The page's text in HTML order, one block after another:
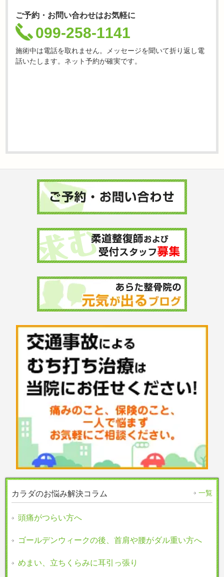
ご予約・お問い合わせはお気軽に
099-258-1141
施術中は電話を取れません。メッセージを聞いて折り返し電
話いたします。ネット予約が確実です。
カラダのお悩み解決コラム 一覧
頭痛がつらい方へ
ゴールデンウィークの後、首肩や腰がダル重い方へ
めまい、立ちくらみに耳引っ張り